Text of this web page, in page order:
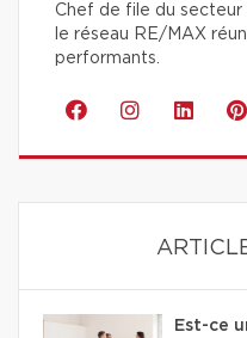
Chef de file du secteur
le réseau RE/MAX
performants.
Est-ce